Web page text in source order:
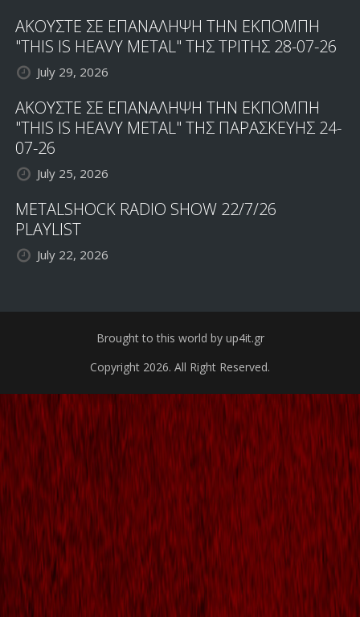
ΑΚΟΥΣΤΕ ΣΕ ΕΠΑΝΑΛΗΨΗ ΤΗΝ ΕΚΠΟΜΠΗ
"THIS IS HEAVY METAL" ΤΗΣ ΤΡΙΤΗΣ 28-07-26
July 29, 2026
ΑΚΟΥΣΤΕ ΣΕ ΕΠΑΝΑΛΗΨΗ ΤΗΝ ΕΚΠΟΜΠΗ
"THIS IS HEAVY METAL" ΤΗΣ ΠΑΡΑΣΚΕΥΗΣ 24-
07-26
July 25, 2026
METALSHOCK RADIO SHOW 22/7/26
PLAYLIST
July 22, 2026
Brought to this world by up4it.gr
Copyright 2026. All Right Reserved.